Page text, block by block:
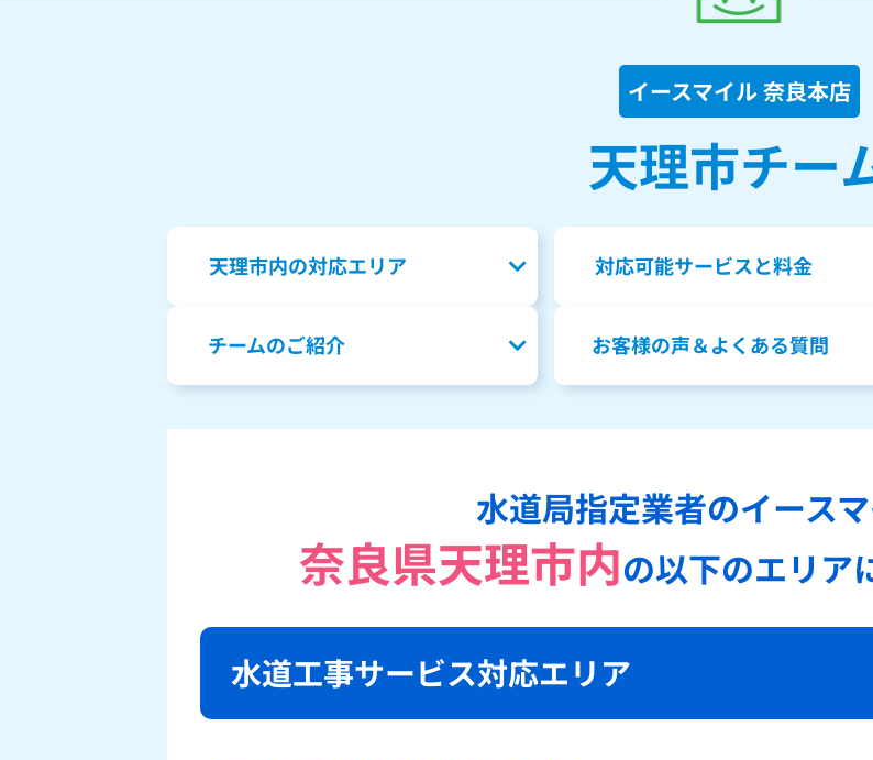
イースマイル 奈良本店
天理市チー
天理市内の対応エリア 対応可能サービスと料金
チームのご紹介 お客様の声＆よくある質問
水道局指定業者のイースマ
奈良県天理市内の以下のエリア
水道工事サービス対応エリア